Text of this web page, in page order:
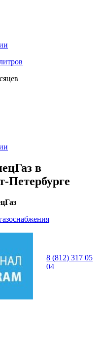
в
Петербурге
8 (812) 317 05
04